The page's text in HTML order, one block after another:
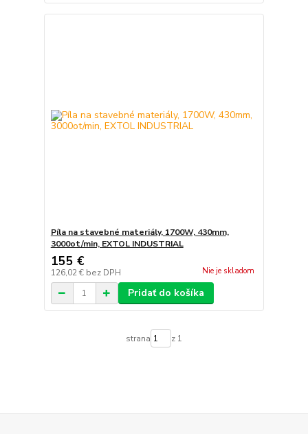
Píla na stavebné materiály, 1700W, 430mm,
3000ot/min, EXTOL INDUSTRIAL
155 €
126,02 € bez DPH Nie je skladom
Pridať do košíka
strana z 1